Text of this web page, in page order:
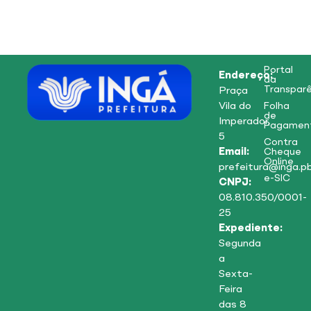
Endereço:
Praça
Vila do
Imperador,
5
Email:
CNPJ:
08.810.350/0001-
25
Expediente:
Segunda
a
Sexta-
Feira
das 8
Portal
da
Folha
de
Contra
Cheque
Online
e-SIC